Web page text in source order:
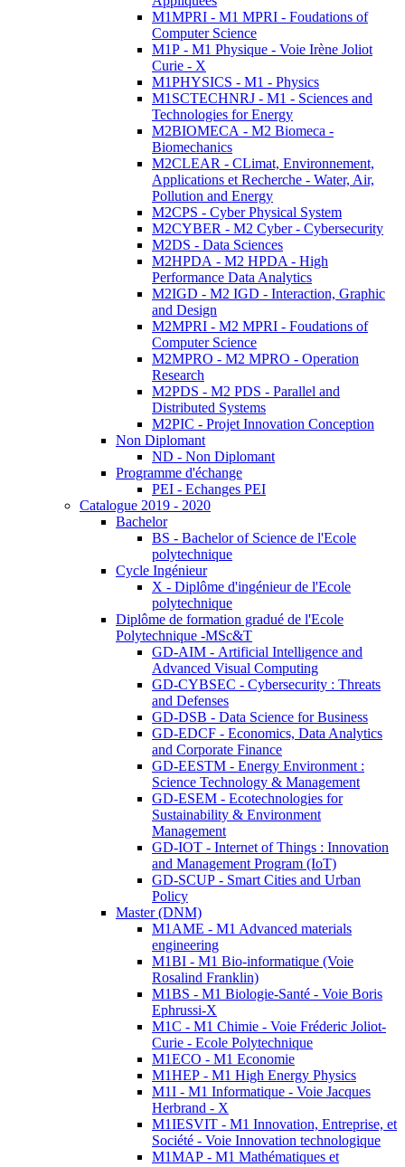
M1MPRI - M1 MPRI - Foudations of
Computer Science
M1P - M1 Physique - Voie Irène Joliot
Curie - X
M1PHYSICS - M1 - Physics
M1SCTECHNRJ - M1 - Sciences and
Technologies for Energy
M2BIOMECA - M2 Biomeca -
Biomechanics
M2CLEAR - CLimat, Environnement,
Applications et Recherche - Water, Air,
Pollution and Energy
M2CPS - Cyber Physical System
M2CYBER - M2 Cyber - Cybersecurity
M2DS - Data Sciences
M2HPDA - M2 HPDA - High
Performance Data Analytics
M2IGD - M2 IGD - Interaction, Graphic
and Design
M2MPRI - M2 MPRI - Foudations of
Computer Science
M2MPRO - M2 MPRO - Operation
Research
M2PDS - M2 PDS - Parallel and
Distributed Systems
M2PIC - Projet Innovation Conception
Non Diplomant
ND - Non Diplomant
Programme d'échange
PEI - Echanges PEI
Catalogue 2019 - 2020
Bachelor
BS - Bachelor of Science de l'Ecole
polytechnique
Cycle Ingénieur
X - Diplôme d'ingénieur de l'Ecole
polytechnique
Diplôme de formation gradué de l'Ecole
Polytechnique -MSc&T
GD-AIM - Artificial Intelligence and
Advanced Visual Computing
GD-CYBSEC - Cybersecurity : Threats
and Defenses
GD-DSB - Data Science for Business
GD-EDCF - Economics, Data Analytics
and Corporate Finance
GD-EESTM - Energy Environment :
Science Technology & Management
GD-ESEM - Ecotechnologies for
Sustainability & Environment
Management
GD-IOT - Internet of Things : Innovation
and Management Program (IoT)
GD-SCUP - Smart Cities and Urban
Policy
Master (DNM)
M1AME - M1 Advanced materials
engineering
M1BI - M1 Bio-informatique (Voie
Rosalind Franklin)
M1BS - M1 Biologie-Santé - Voie Boris
Ephrussi-X
M1C - M1 Chimie - Voie Fréderic Joliot-
Curie - Ecole Polytechnique
M1ECO - M1 Economie
M1HEP - M1 High Energy Physics
M1I - M1 Informatique - Voie Jacques
Herbrand - X
M1IESVIT - M1 Innovation, Entreprise, et
Société - Voie Innovation technologique
M1MAP - M1 Mathématiques et